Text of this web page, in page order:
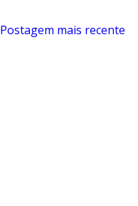
Postagem mais recente